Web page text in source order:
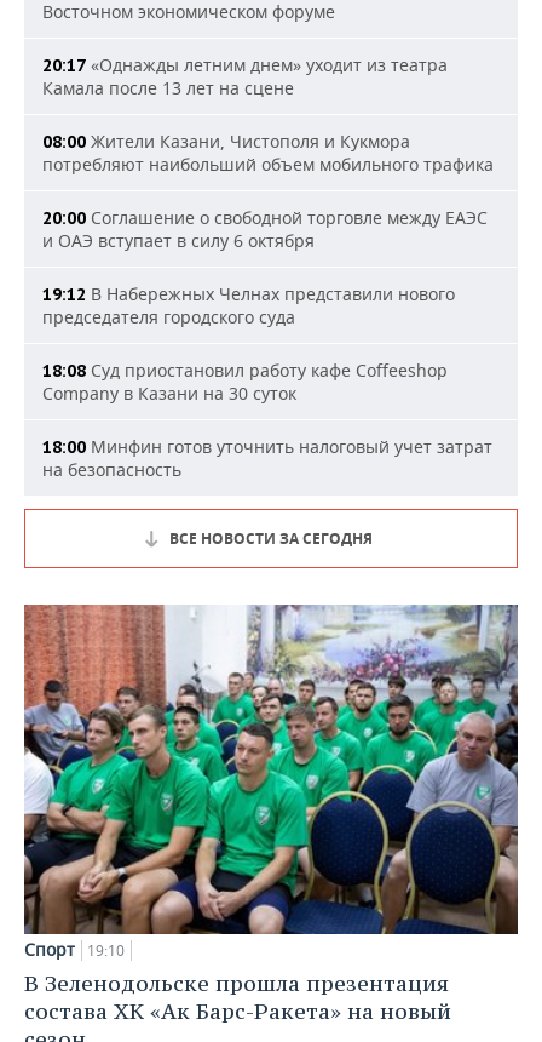
Восточном экономическом форуме
20:17 «Однажды летним днем» уходит из театра
Камала после 13 лет на сцене
08:00 Жители Казани, Чистополя и Кукмора
потребляют наибольший объем мобильного трафика
20:00 Соглашение о свободной торговле между ЕАЭС
и ОАЭ вступает в силу 6 октября
19:12 В Набережных Челнах представили нового
председателя городского суда
18:08 Суд приостановил работу кафе Coffeeshop
Company в Казани на 30 суток
18:00 Минфин готов уточнить налоговый учет затрат
на безопасность
ВСЕ НОВОСТИ ЗА СЕГОДНЯ
Спорт 19:10
В Зеленодольске прошла презентация
состава ХК «Ак Барс-Ракета» на новый